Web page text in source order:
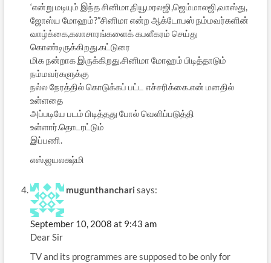
‘என்று மடியும் இந்த சினிமா,நியூமரலஜி,ஜெம்மாலஜி,வாஸ்து,
ஜோஸ்ய மோஹம்?”சினிமா என்ற ஆக்டோபஸ் நம்மவர்களின்
வாழ்க்கை,கலாசாரங்களைக் கபளீகரம் செய்து
கொண்டிருக்கிறது.கட்டுரை
மிக நன்றாக இருக்கிறது.சினிமா மோஹம் பிடித்தாடும்
நம்மவர்களுக்கு
நல்ல நேரத்தில் கொடுக்கப் பட்ட எச்சரிக்கை.என் மனதில்
உள்ளதை
அப்படியே படம் பிடித்தது போல் வெளிப்படுத்தி
உள்ளார்.தொடரட்டும்
இப்பணி.
எஸ்.ஜயலக்ஷ்மி
mugunthanchari says:
September 10, 2008 at 9:43 am
Dear Sir
TV and its programmes are supposed to be only for